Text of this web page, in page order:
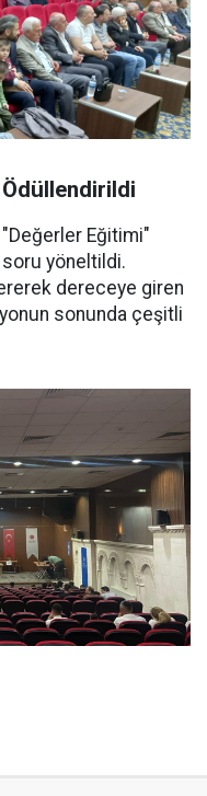
Eğitimi"
soru yöneltildi.
dereceye giren
sonunda çeşitli